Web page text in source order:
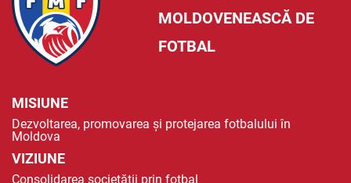
MOLDOVENEASCĂ DE
FOTBAL
MISIUNE
Dezvoltarea, promovarea și protejarea fotbalului în
Moldova
VIZIUNE
Consolidarea societății prin fotbal